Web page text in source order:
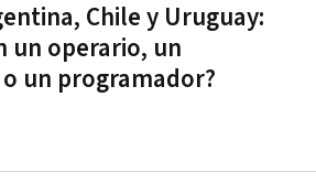
Chile y Uruguay:
un operario, un
un programador?